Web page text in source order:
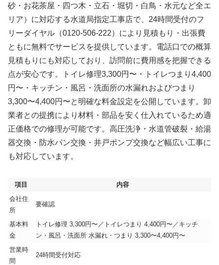
砂・お花茶屋・四つ木・立石・堀切・白鳥・水元など全エ
リア）に対応する水道局指定工事店で、24時間受付のフ
リーダイヤル（0120-506-222）により見積もり・出張費
ともに無料でサービスを提供しています。電話口での概算
見積もりにも対応しており、訪問前に費用感を把握できる
点が安心です。トイレ修理3,300円〜・トイレつまり4,400
円〜・キッチン・風呂・洗面所の水漏れおよびつまり
3,300〜4,400円〜と明確な料金設定を公開しています。卸
業者との提携により材料・部品を安く仕入れているため適
正価格での修理が可能です。高圧洗浄・水道管破裂・給湯
器交換・防水パン交換・井戸ポンプ交換など幅広い工事に
も対応しています。
項目
内容
会社住
所
要確認
基本料
金
トイレ修理 3,300円〜／トイレつまり 4,400円〜／キッチ
ン・風呂・洗面所 水漏れ・つまり 3,300〜4,400円〜
営業時
間
24時間受付対応